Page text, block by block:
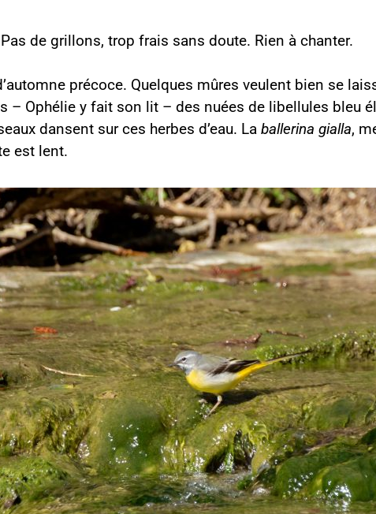
de grillons, trop frais sans doute. Rien à chanter.
précoce. Quelques mûres veulent bien se
– Ophélie y fait son lit – des nuées de libellules bleu
dansent sur ces herbes d’eau. La ballerina gialla,
est lent.